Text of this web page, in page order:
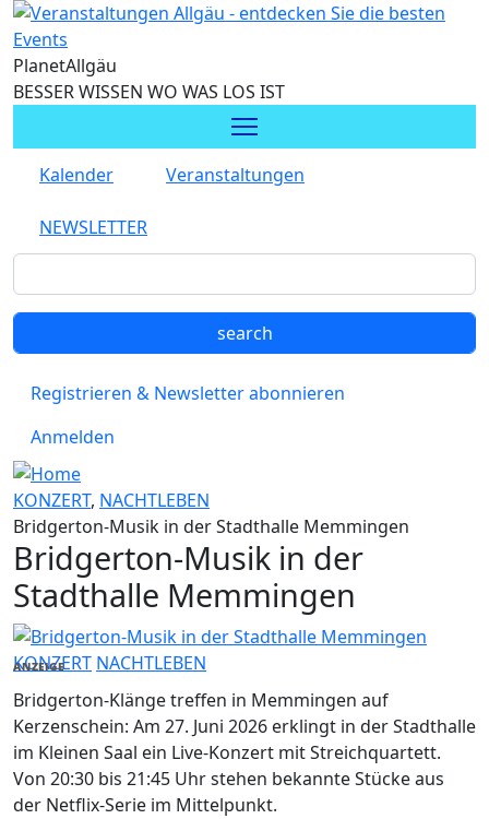
Direkt zum Inhalt
PlanetAllgäu
BESSER WISSEN WO WAS LOS IST
Kalender Veranstaltungen
NEWSLETTER
Registrieren & Newsletter abonnieren
Anmelden
KONZERT, NACHTLEBEN
Bridgerton-Musik in der Stadthalle Memmingen
Bridgerton-Musik in der
Stadthalle Memmingen
KONZERT NACHTLEBEN
ANZEIGE
Bridgerton-Klänge treffen in Memmingen auf
Kerzenschein: Am 27. Juni 2026 erklingt in der Stadthalle
im Kleinen Saal ein Live-Konzert mit Streichquartett.
Von 20:30 bis 21:45 Uhr stehen bekannte Stücke aus
der Netflix-Serie im Mittelpunkt.